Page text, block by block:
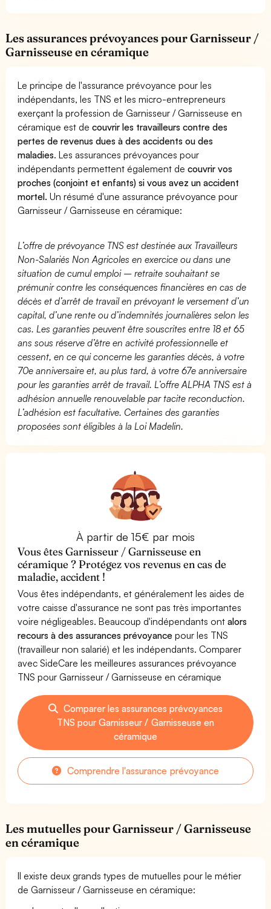
Les assurances prévoyances pour Garnisseur /
Garnisseuse en céramique
Le principe de l'assurance prévoyance pour les
indépendants, les TNS et les micro-entrepreneurs
exerçant la profession de Garnisseur / Garnisseuse en
céramique est decouvrir les travailleurs contre des
pertes de revenus dues à des accidents ou des
maladies. Les assurances prévoyances pour
indépendants permettent également decouvrir vos
proches (conjoint et enfants) si vous avez un accident
mortel. Un résumé d'une assurance prévoyance pour
Garnisseur / Garnisseuse en céramique:
L’offre de prévoyance TNS est destinée aux Travailleurs
Non-Salariés Non Agricoles en exercice ou dans une
situation de cumul emploi – retraite souhaitant se
prémunir contre les conséquences financières en cas de
décès et d’arrêt de travail en prévoyant le versement d’un
capital, d’une rente ou d’indemnités journalières selon les
cas. Les garanties peuvent être souscrites entre 18 et 65
ans sous réserve d’être en activité professionnelle et
cessent, en ce qui concerne les garanties décès, à votre
70e anniversaire et, au plus tard, à votre 67e anniversaire
pour les garanties arrêt de travail. L’offre ALPHA TNS est à
adhésion annuelle renouvelable par tacite reconduction.
L’adhésion est facultative. Certaines des garanties
proposées sont éligibles à la Loi Madelin.
À partir de 15€ par mois
Vous êtes Garnisseur / Garnisseuse en
céramique ? Protégez vos revenus en cas de
maladie, accident !
Vous êtes indépendants, et généralement les aides de
votre caisse d'assurance ne sont pas très importantes
voire négligeables. Beaucoup d'indépendants ontalors
recours à des assurances prévoyance pour les TNS
(travailleur non salarié) et les indépendants. Comparer
avec SideCare les meilleures assurances prévoyance
TNS pour Garnisseur / Garnisseuse en céramique
Comparer les assurances prévoyances
TNS pour Garnisseur / Garnisseuse en
céramique
Comprendre l'assurance prévoyance
Les mutuelles pour Garnisseur / Garnisseuse
en céramique
Il existe deux grands types de mutuelles pour le métier
de Garnisseur / Garnisseuse en céramique: